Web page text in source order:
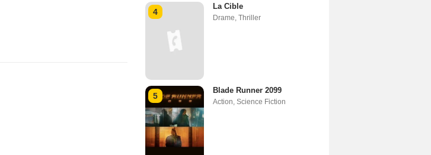
4
La Cible
Drame Thriller
5
Blade Runner 2099
Action Science Fiction